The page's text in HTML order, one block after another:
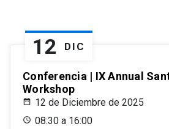
12 DIC
Conferencia | IX Annual
Workshop
12 de Diciembre de 2025
08:30 a 16:00